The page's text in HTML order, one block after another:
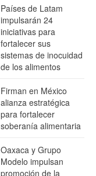
Países de Latam
impulsarán 24
iniciativas para
fortalecer sus
sistemas de inocuidad
de los alimentos
Firman en México
alianza estratégica
para fortalecer
soberanía alimentaria
Oaxaca y Grupo
Modelo impulsan
promoción de la